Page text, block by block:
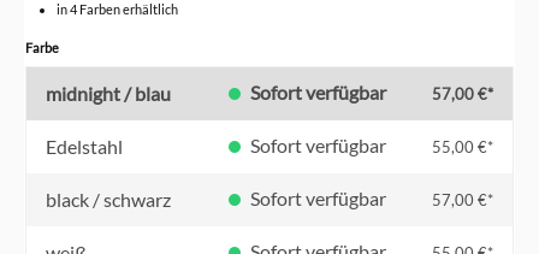
in 4 Farben erhältlich
Farbeauswählen
midnight / blau Sofort verfügbar 57,00 €*
Edelstahl Sofort verfügbar 55,00 €*
black / schwarz Sofort verfügbar 57,00 €*